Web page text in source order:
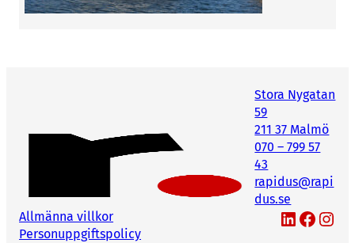
Stora Nygatan
59
211 37 Malmö
070 – 799 57
43
rapidus@rapi
dus.se
Allmänna villkor
Personuppgiftspolicy
LinkedIn Facebook Instagram